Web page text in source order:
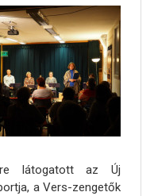
látogatott az Új
a Vers-zengetők